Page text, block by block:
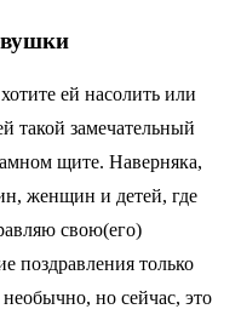
ей насолить или
такой замечательный
щите. Наверняка,
женщин и детей, где
свою(его)
поздравления только
но сейчас, это